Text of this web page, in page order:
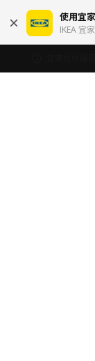
使用宜
IKEA 宜